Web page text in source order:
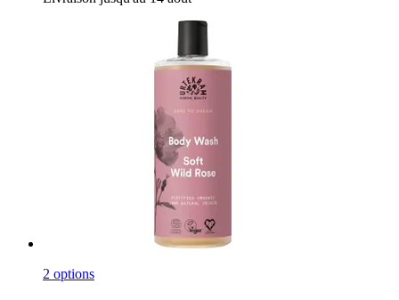
2 options